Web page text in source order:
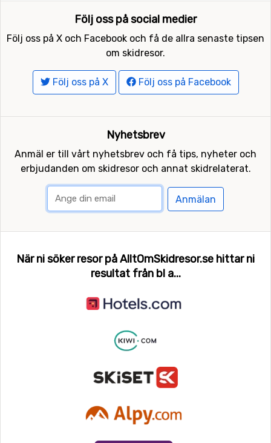
Följ oss på social medier
Följ oss på X och Facebook och få de allra senaste tipsen
om skidresor.
Följ oss på X Följ oss på Facebook
Nyhetsbrev
Anmäl er till vårt nyhetsbrev och få tips, nyheter och
erbjudanden om skidresor och annat skidrelaterat.
Anmälan
När ni söker resor på AlltOmSkidresor.se hittar ni
resultat från bl a...